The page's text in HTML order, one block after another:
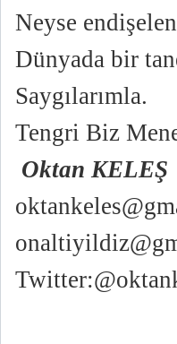
Neyse
Dünyada bir
Saygılarımla.
Tengri Biz
Oktan KELEŞ